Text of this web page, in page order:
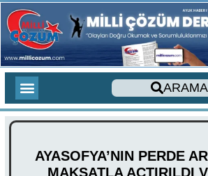
ARAMA
AYASOFYA’NIN PERDE
MAKSATLA AÇTIRILDI